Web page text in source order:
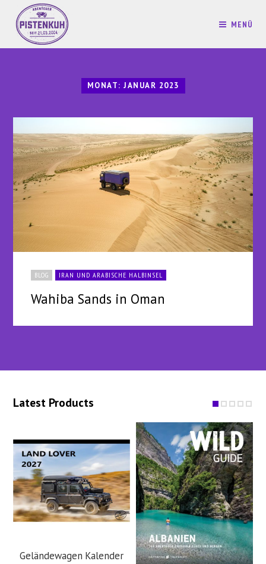
MENÜ
MONAT: JANUAR 2023
BLOG IRAN UND ARABISCHE HALBINSEL
Wahiba Sands in Oman
Latest Products
Geländewagen Kalender